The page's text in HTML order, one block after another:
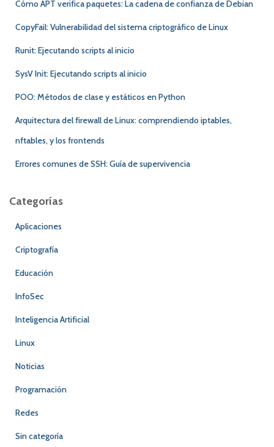
Cómo APT verifica paquetes: La cadena de confianza de Debian
CopyFail: Vulnerabilidad del sistema criptográfico de Linux
Runit: Ejecutando scripts al inicio
SysV Init: Ejecutando scripts al inicio
POO: Métodos de clase y estáticos en Python
Arquitectura del firewall de Linux: comprendiendo iptables,
nftables, y los frontends
Errores comunes de SSH: Guía de supervivencia
Categorías
Aplicaciones
Criptografía
Educación
InfoSec
Inteligencia Artificial
Linux
Noticias
Programación
Redes
Sin categoría